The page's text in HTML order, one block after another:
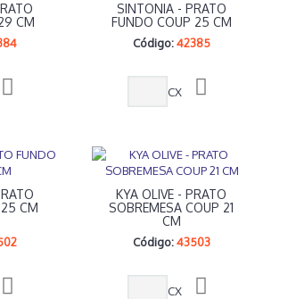
CM
SINTONIA - PRATO
FUNDO COUP 25 CM
Código:42385
CX
CM
KYA OLIVE - PRATO
SOBREMESA COUP 21
CM
Código:43503
CX